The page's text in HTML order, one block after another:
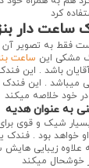
کرد
ساعت دار
است فقط به تصویر
مشکی این ساعت
باشد . این
. این فندک
خود خلاصه میکند
به عنوان هدیه
شیک و قوی
خواهد بود . فندک
علاوه زیبایی
خوشحال میکند